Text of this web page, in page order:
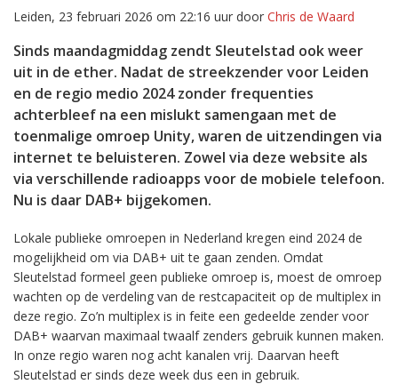
Leiden, 23 februari 2026 om 22:16 uur door Chris de Waard
Sinds maandagmiddag zendt Sleutelstad ook weer
uit in de ether. Nadat de streekzender voor Leiden
en de regio medio 2024 zonder frequenties
achterbleef na een mislukt samengaan met de
toenmalige omroep Unity, waren de uitzendingen via
internet te beluisteren. Zowel via deze website als
via verschillende radioapps voor de mobiele telefoon.
Nu is daar DAB+ bijgekomen.
Lokale publieke omroepen in Nederland kregen eind 2024 de
mogelijkheid om via DAB+ uit te gaan zenden. Omdat
Sleutelstad formeel geen publieke omroep is, moest de omroep
wachten op de verdeling van de restcapaciteit op de multiplex in
deze regio. Zo’n multiplex is in feite een gedeelde zender voor
DAB+ waarvan maximaal twaalf zenders gebruik kunnen maken.
In onze regio waren nog acht kanalen vrij. Daarvan heeft
Sleutelstad er sinds deze week dus een in gebruik.